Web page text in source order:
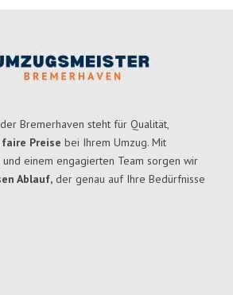
Bremerhaven steht für Qualität,
Preise bei Ihrem Umzug. Mit
einem engagierten Team sorgen wir
Ablauf, der genau auf Ihre Bedürfnisse